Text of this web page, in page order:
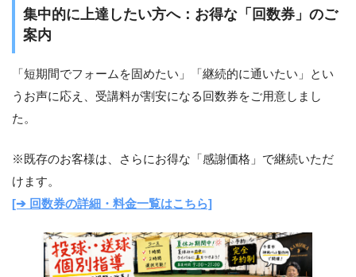
集中的に上達したい方へ：お得な「回数券」のご
案内
「短期間でフォームを固めたい」「継続的に通いたい」とい
うお声に応え、受講料が割安になる回数券をご用意しまし
た。
※既存のお客様は、さらにお得な「感謝価格」で継続いただ
けます。
[➔ 回数券の詳細・料金一覧はこちら]